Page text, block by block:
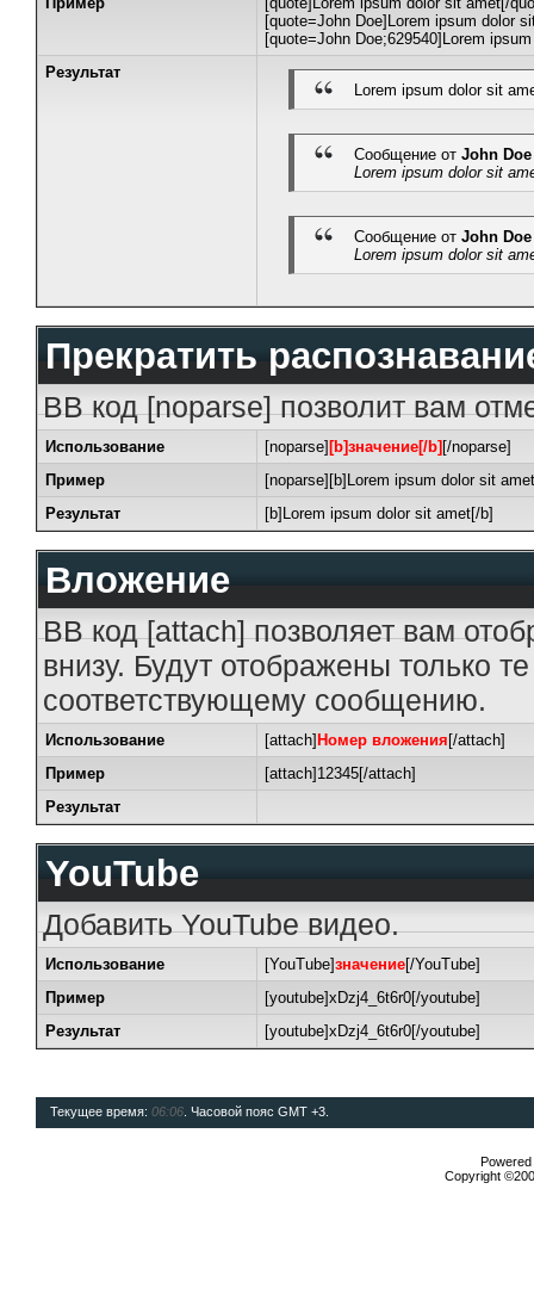
[quote=John Doe]Lorem ipsum dolor
[quote=John Doe;629540]Lorem
Результат
Lorem ipsum dolor sit
Сообщение от John Doe
Lorem ipsum dolor sit
Сообщение от John Doe
Lorem ipsum dolor sit
Прекратить
BB код [noparse] позволит вам
Использование [noparse] [b]значение[/b] [/noparse]
Пример
[noparse][b]Lorem ipsum dolor sit
Результат
[b]Lorem ipsum dolor sit amet[/b]
Вложение
BB код [attach] позволяет вам
внизу. Будут отображены только
соответствующему сообщению.
Использование [attach] Номер вложения [/attach]
Пример
[attach]12345[/attach]
Результат
YouTube
Добавить YouTube видео.
Использование [YouTube]значение[/YouTube]
Пример
[youtube]xDzj4_6t6r0[/youtube]
Результат
[youtube]xDzj4_6t6r0[/youtube]
Текущее время: 06:06 . Часовой пояс GMT +3.
Copyright